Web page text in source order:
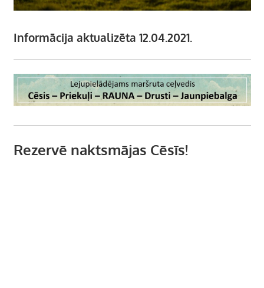
Informācija aktualizēta 12.04.2021.
Rezervē naktsmājas Cēsīs!